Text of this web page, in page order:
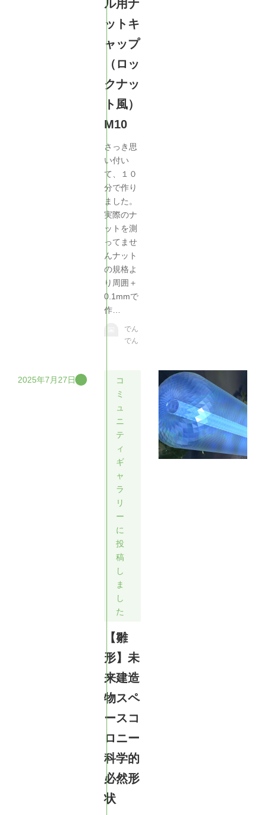
ル用ナ
ットキ
ャップ
（ロッ
クナッ
ト風）
M10
さっき思
い付い
て、１０
分で作り
ました。
実際のナ
ットを測
ってませ
んナット
の規格よ
り周囲＋
0.1mmで
作…
でん
でん
2025年7月27日
コ
ミ
ュ
ニ
テ
ィ
ギ
ャ
ラ
リ
ー
に
投
稿
し
ま
し
た
【雛
形】未
来建造
物スペ
ースコ
ロニー
科学的
必然形
状